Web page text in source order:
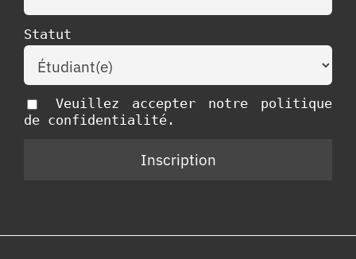
Statut
Veuillez accepter notre politique
de confidentialité.